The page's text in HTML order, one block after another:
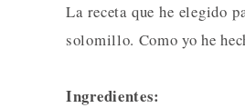
La receta que he elegido
solomillo. Como yo he
Ingredientes: